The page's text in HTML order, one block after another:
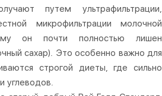
путем ультрафильтрации,
микрофильтрации молочной
он почти полностью лишен
сахар). Это особенно важно для
строгой диеты, где сильно
углеводов.